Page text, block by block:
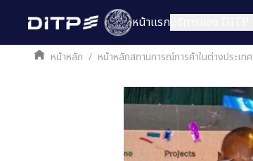
หน้าเเรก
หน้าหลัก / หน้าหลักสถานการณ์การค้าในต่างประเทศ